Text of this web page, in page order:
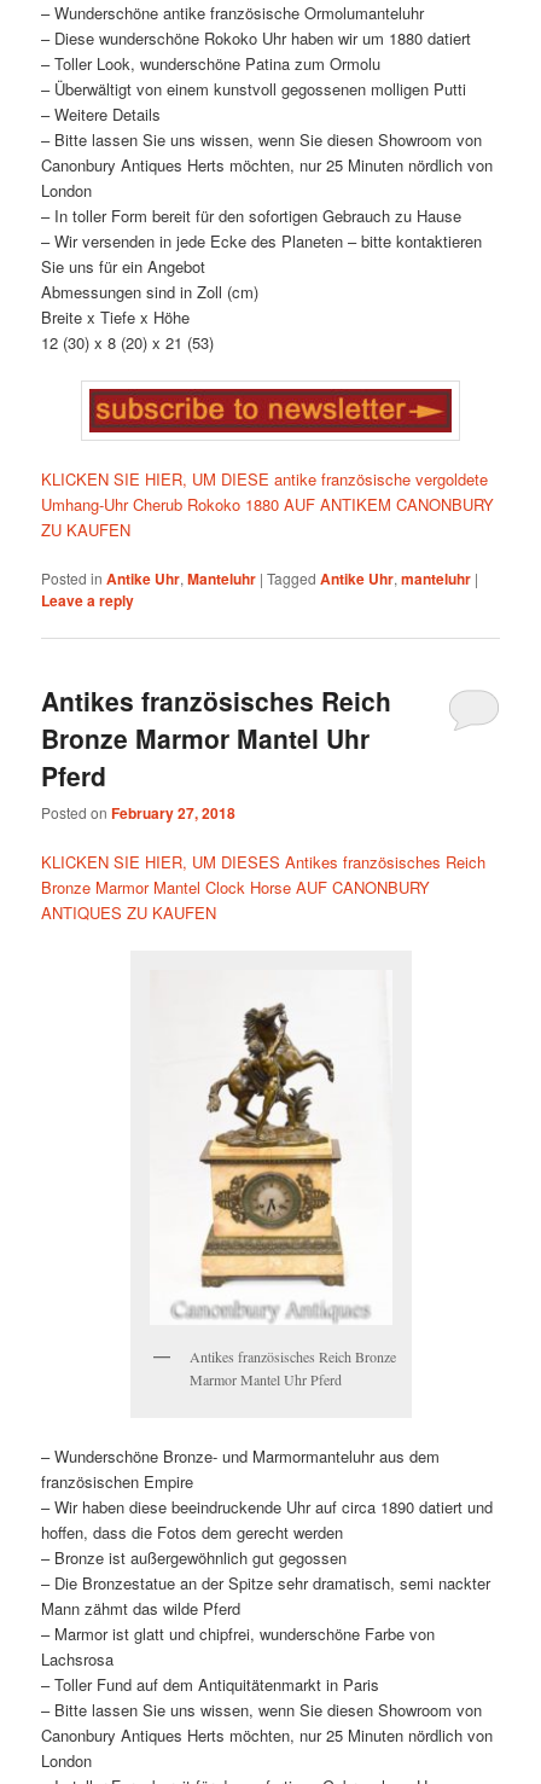
– Wunderschöne antike französische Ormolumanteluhr
– Diese wunderschöne Rokoko Uhr haben wir um 1880 datiert
– Toller Look, wunderschöne Patina zum Ormolu
– Überwältigt von einem kunstvoll gegossenen molligen Putti
– Weitere Details
– Bitte lassen Sie uns wissen, wenn Sie diesen Showroom von
Canonbury Antiques Herts möchten, nur 25 Minuten nördlich von
London
– In toller Form bereit für den sofortigen Gebrauch zu Hause
– Wir versenden in jede Ecke des Planeten – bitte kontaktieren
Sie uns für ein Angebot
Abmessungen sind in Zoll (cm)
Breite x Tiefe x Höhe
12 (30) x 8 (20) x 21 (53)
KLICKEN SIE HIER, UM DIESE antike französische vergoldete
Umhang-Uhr Cherub Rokoko 1880 AUF ANTIKEM CANONBURY
ZU KAUFEN
Posted in Antike Uhr,Manteluhr |Tagged Antike Uhr,manteluhr |
Leave a reply
Antikes französisches Reich
Bronze Marmor Mantel Uhr
Pferd
Posted onFebruary 27, 2018
KLICKEN SIE HIER, UM DIESES Antikes französisches Reich
Bronze Marmor Mantel Clock Horse AUF CANONBURY
ANTIQUES ZU KAUFEN
Antikes französisches Reich Bronze
Marmor Mantel Uhr Pferd
– Wunderschöne Bronze- und Marmormanteluhr aus dem
französischen Empire
– Wir haben diese beeindruckende Uhr auf circa 1890 datiert und
hoffen, dass die Fotos dem gerecht werden
– Bronze ist außergewöhnlich gut gegossen
– Die Bronzestatue an der Spitze sehr dramatisch, semi nackter
Mann zähmt das wilde Pferd
– Marmor ist glatt und chipfrei, wunderschöne Farbe von
Lachsrosa
– Toller Fund auf dem Antiquitätenmarkt in Paris
– Bitte lassen Sie uns wissen, wenn Sie diesen Showroom von
Canonbury Antiques Herts möchten, nur 25 Minuten nördlich von
London